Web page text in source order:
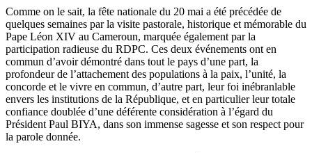
Comme on le sait, la fête nationale du 20 mai a été précédée de
quelques semaines par la visite pastorale, historique et mémorable du
Pape Léon XIV au Cameroun, marquée également par la
participation radieuse du RDPC. Ces deux événements ont en
commun d’avoir démontré dans tout le pays d’une part, la
profondeur de l’attachement des populations à la paix, l’unité, la
concorde et le vivre en commun, d’autre part, leur foi inébranlable
envers les institutions de la République, et en particulier leur totale
confiance doublée d’une déférente considération à l’égard du
Président Paul BIYA, dans son immense sagesse et son respect pour
la parole donnée.